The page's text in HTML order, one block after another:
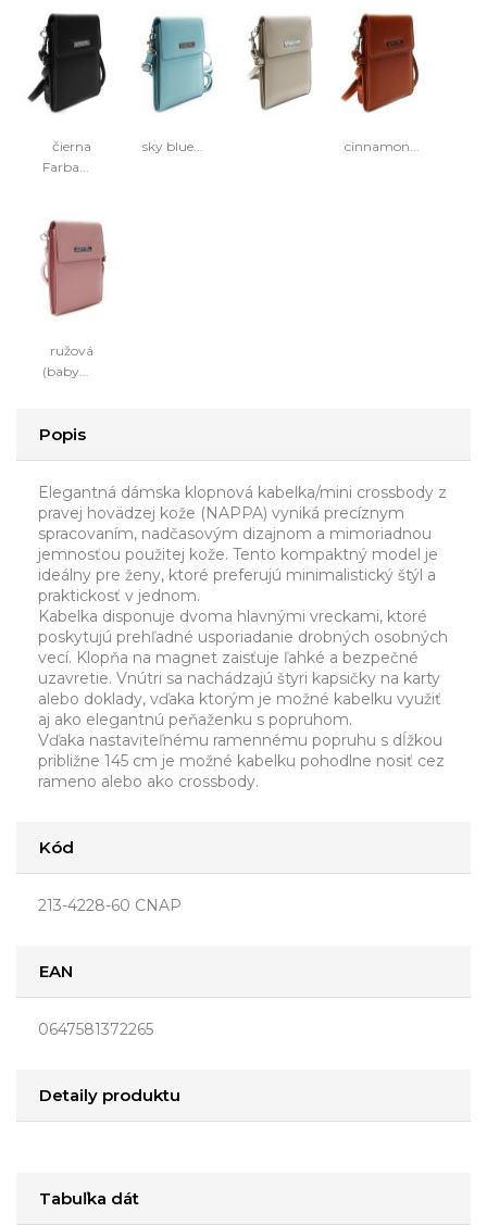
čierna
Farba...
sky blue... cinnamon...
ružová
(baby...
Popis
Elegantná dámska klopnová kabelka/mini crossbody z
pravej hovädzej kože (NAPPA) vyniká precíznym
spracovaním, nadčasovým dizajnom a mimoriadnou
jemnosťou použitej kože. Tento kompaktný model je
ideálny pre ženy, ktoré preferujú minimalistický štýl a
praktickosť v jednom.
Kabelka disponuje dvoma hlavnými vreckami, ktoré
poskytujú prehľadné usporiadanie drobných osobných
vecí. Klopňa na magnet zaisťuje ľahké a bezpečné
uzavretie. Vnútri sa nachádzajú štyri kapsičky na karty
alebo doklady, vďaka ktorým je možné kabelku využiť
aj ako elegantnú peňaženku s popruhom.
Vďaka nastaviteľnému ramennému popruhu s dĺžkou
približne 145 cm je možné kabelku pohodlne nosiť cez
rameno alebo ako crossbody.
Kód
213-4228-60 CNAP
EAN
0647581372265
Detaily produktu
Tabuľka dát